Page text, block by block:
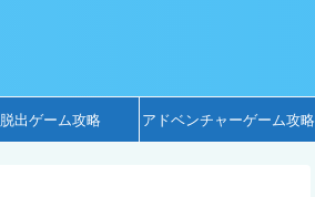
脱出ゲーム攻略 アドベンチャーゲーム攻略